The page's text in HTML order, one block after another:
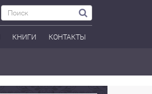
КНИГИ КОНТАКТЫ